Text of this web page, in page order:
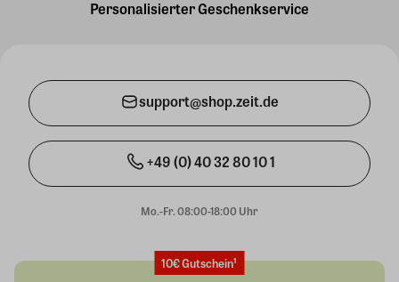
Personalisierter Geschenkservice
support@shop.zeit.de
+49 (0) 40 32 80 10 1
Mo.-Fr. 08:00-18:00 Uhr
10€ Gutschein¹